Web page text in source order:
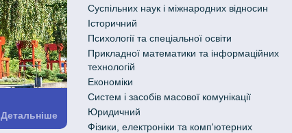
Детальніше
Cуспільних наук і міжнародних відносин
Історичний
Психології та спеціальної освіти
Прикладної математики та інформаційних
технологій
Економіки
Систем і засобів масової комунікації
Юридичний
Фізики, електроніки та комп'ютерних